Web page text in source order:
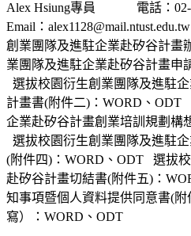
Alex Hsiung專員 電話
Email：
創業團隊及進駐企業赴矽谷計畫
業團隊及進駐企業赴矽谷計畫申
選拔校園衍生創業團隊及進駐
計畫書(附件二)：WORD、
企業赴矽谷計畫創業培訓規劃構
選拔校園衍生創業團隊及進駐
(附件四)：WORD、ODT 選拔
赴矽谷計畫切結書(附件五)：
知事項暨個人資料提供同意書(
寫）：WORD、ODT